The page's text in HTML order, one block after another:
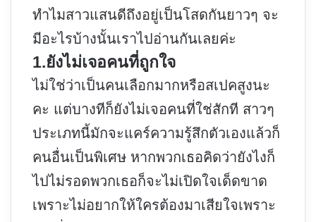
ทำไมสาวแสนดีถึงอยู่เป็นโสดกันยาวๆ จะ
มีอะไรบ้างนั้นเราไปอ่านกันเลยค่ะ
1.ยังไม่เจอคนที่ถูกใจ
ไม่ใช่ว่าเป็นคนเลือกมากหรือสเปคสูงนะ
คะ แต่บางทีก็ยังไม่เจอคนที่ใช่สักที สาวๆ
ประเภทนี้มักจะแคร์ความรู้สึกตัวเองแล้วก็
คนอื่นเป็นพิเศษ หากพวกเธอคิดว่ายังไงก็
ไปไม่รอดพวกเธอก็จะไม่เปิดใจเด็ดขาด
เพราะไม่อยากให้ใครต้องมาเสียใจเพราะ